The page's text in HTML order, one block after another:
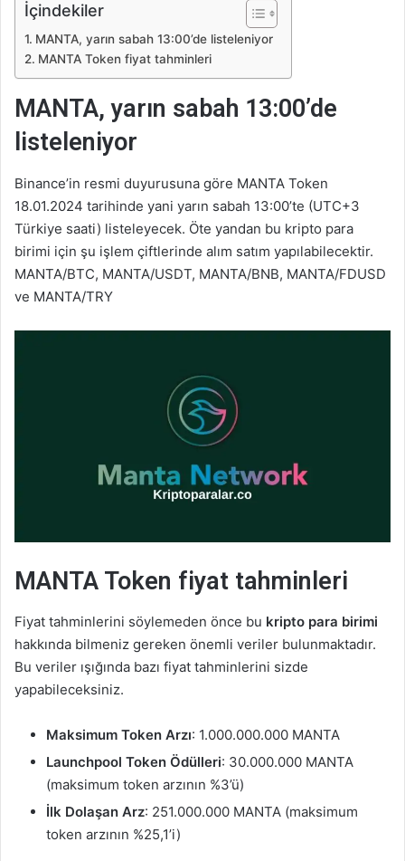
İçindekiler
MANTA, yarın sabah 13:00’de listeleniyor
MANTA Token fiyat tahminleri
MANTA, yarın sabah 13:00’de
listeleniyor
Binance’in resmi duyurusuna göre MANTA Token
18.01.2024 tarihinde yani yarın sabah 13:00’te (UTC+3
Türkiye saati) listeleyecek. Öte yandan bu kripto para
birimi için şu işlem çiftlerinde alım satım yapılabilecektir.
MANTA/BTC, MANTA/USDT, MANTA/BNB, MANTA/FDUSD
ve MANTA/TRY
MANTA Token fiyat tahminleri
Fiyat tahminlerini söylemeden önce bu kripto para birimi
hakkında bilmeniz gereken önemli veriler bulunmaktadır.
Bu veriler ışığında bazı fiyat tahminlerini sizde
yapabileceksiniz.
Maksimum Token Arzı: 1.000.000.000 MANTA
Launchpool Token Ödülleri: 30.000.000 MANTA
(maksimum token arzının %3’ü)
İlk Dolaşan Arz: 251.000.000 MANTA (maksimum
token arzının %25,1’i)